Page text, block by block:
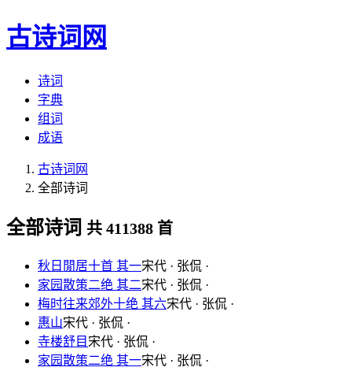
古诗词网
诗词
字典
组词
成语
古诗词网
全部诗词
全部诗词 共 411388 首
秋日閒居十首 其一宋代 · 张侃 ·
家园散策二绝 其二宋代 · 张侃 ·
梅时往来郊外十绝 其六宋代 · 张侃 ·
惠山宋代 · 张侃 ·
寺楼舒目 宋代 · 张侃 ·
家园散策二绝 其一宋代 · 张侃 ·